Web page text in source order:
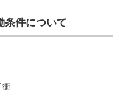
条件について
衝